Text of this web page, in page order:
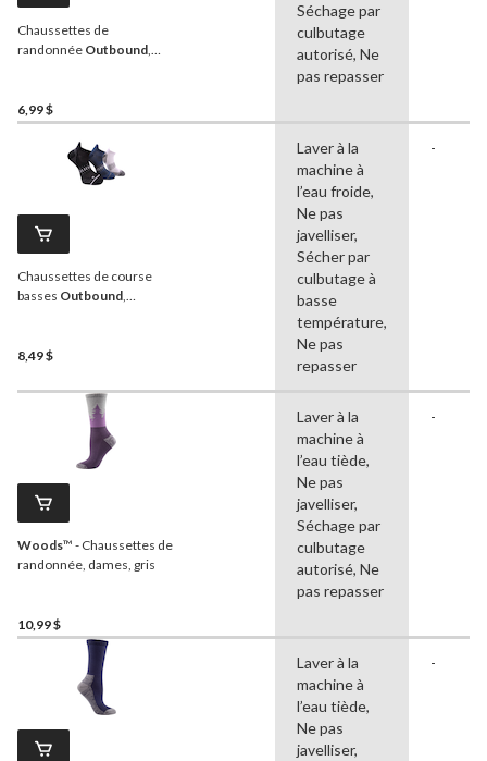
Chaussettes de
randonnée Outbound,
6,99 $
Séchage par
culbutage
autorisé, Ne
pas repasser
Chaussettes de course
basses Outbound,
8,49 $
Laver à la
machine à
l’eau froide,
Ne pas
javelliser,
Sécher par
culbutage à
basse
température,
Ne pas
repasser
-
Woods™ - Chaussettes de
randonnée, dames, gris
10,99 $
Laver à la
machine à
l’eau tiède,
Ne pas
javelliser,
Séchage par
culbutage
autorisé, Ne
pas repasser
-
Laver à la
machine à
l’eau tiède,
Ne pas
javelliser,
-